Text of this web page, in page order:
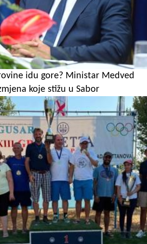
idu gore? Ministar Medved
koje stižu u Sabor